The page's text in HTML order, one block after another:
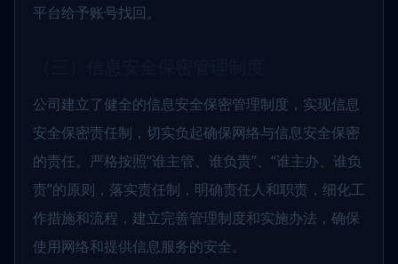
平台给予账号找回。
公司建立了健全的信息安全保密管理制度，实现信息
安全保密责任制，切实负起确保网络与信息安全保密
的责任。严格按照“谁主管、谁负责”、“谁主办、谁负
责”的原则，落实责任制，明确责任人和职责，细化工
作措施和流程，建立完善管理制度和实施办法，确保
使用网络和提供信息服务的安全。